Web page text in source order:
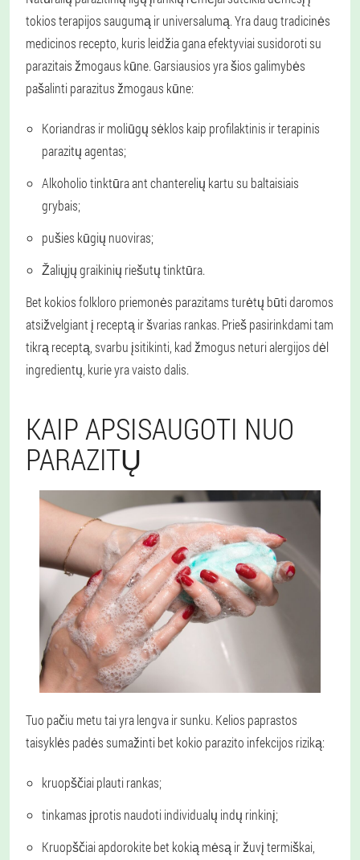
tokios terapijos saugumą ir universalumą. Yra daug tradicinės
medicinos recepto, kuris leidžia gana efektyviai susidoroti su
parazitais žmogaus kūne. Garsiausios yra šios galimybės
pašalinti parazitus žmogaus kūne:
Koriandras ir moliūgų sėklos kaip profilaktinis ir terapinis
parazitų agentas;
Alkoholio tinktūra ant chanterelių kartu su baltaisiais
grybais;
pušies kūgių nuoviras;
Žaliųjų graikinių riešutų tinktūra.
Bet kokios folkloro priemonės parazitams turėtų būti daromos
atsižvelgiant į receptą ir švarias rankas. Prieš pasirinkdami tam
tikrą receptą, svarbu įsitikinti, kad žmogus neturi alergijos dėl
ingredientų, kurie yra vaisto dalis.
KAIP APSISAUGOTI NUO
PARAZITŲ
Tuo pačiu metu tai yra lengva ir sunku. Kelios paprastos
taisyklės padės sumažinti bet kokio parazito infekcijos riziką:
kruopščiai plauti rankas;
tinkamas įprotis naudoti individualų indų rinkinį;
Kruopščiai apdorokite bet kokią mėsą ir žuvį termiškai,